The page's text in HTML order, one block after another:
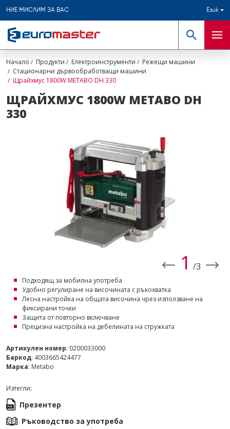
НИЕ МИСЛИМ ЗА ВАС Език
Търсене
Начало Продукти Електроинструменти
Режещи машини
Стационарни дървообработващи машини
Щрайхмус 1800W METABO DH 330
ЩРАЙХМУС 1800W METABO DH
330
1 /3
Подходящ за мобилна употреба
Удобно регулиране на височината с ръкохватка
Лесна настройка на общата височина чрез използване на
фиксирани точки
Защита от повторно включване
Прецизна настройка на дебелината на стружката
Артикулен номер: 0200033000
Баркод: 4003665424477
Марка: Metabo
Изтегли:
Презентер
Ръководство за употреба